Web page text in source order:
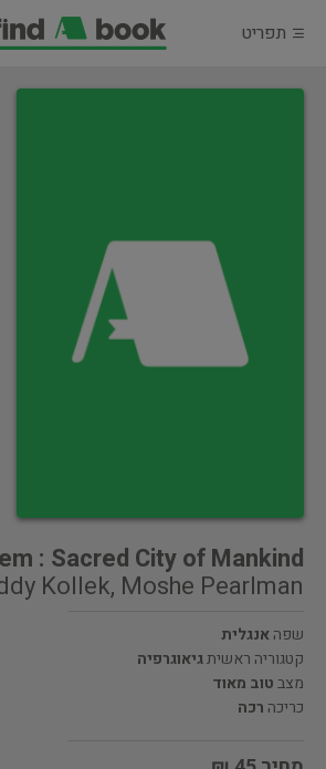
תפריט
: Sacred City of Mankind
Kollek, Moshe Pearlman
שפהאנגלית
קטגוריה ראשיתגיאוגרפיה
מצבטוב מאוד
כריכה רכה